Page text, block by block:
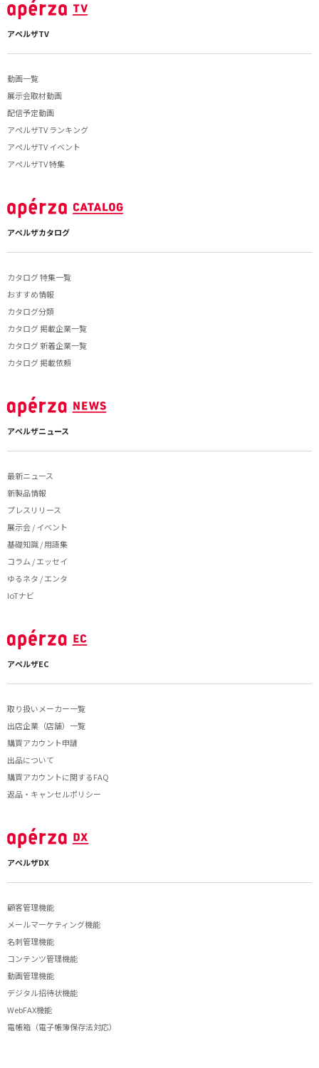
アペルザTV
動画一覧
展示会取材動画
配信予定動画
アペルザTV ランキング
アペルザTV イベント
アペルザTV 特集
アペルザカタログ
カタログ 特集一覧
おすすめ情報
カタログ分類
カタログ 掲載企業一覧
カタログ 新着企業一覧
カタログ 掲載依頼
アペルザニュース
最新ニュース
新製品情報
プレスリリース
展示会 / イベント
基礎知識 / 用語集
コラム / エッセイ
ゆるネタ / エンタ
IoTナビ
アペルザEC
取り扱いメーカー一覧
出店企業（店舗）一覧
購買アカウント申請
出品について
購買アカウントに関するFAQ
返品・キャンセルポリシー
アペルザDX
顧客管理機能
メールマーケティング機能
名刺管理機能
コンテンツ管理機能
動画管理機能
デジタル招待状機能
WebFAX機能
電帳箱（電子帳簿保存法対応）